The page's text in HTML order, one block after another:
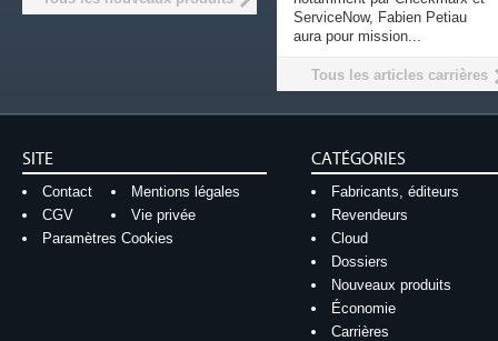
ServiceNow, Fabien Petiau
aura pour mission...
Tous les articles carrières
SITE
Contact
Mentions légales
CGV
Vie privée
Paramètres Cookies
CATÉGORIES
Fabricants, éditeurs
Revendeurs
Cloud
Dossiers
Nouveaux produits
Économie
Carrières